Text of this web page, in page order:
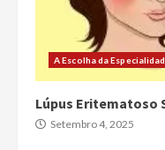
A Escolha da
Lúpus Eritematoso
Setembro 4, 2025